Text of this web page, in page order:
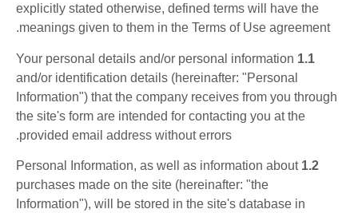
explicitly stated otherwise, defined terms will have the
meanings given to them in the Terms of Use agreement.
1.1
Your personal details and/or personal information
and/or identification details (hereinafter: "Personal
Information") that the company receives from you through
the site's form are intended for contacting you at the
provided email address without errors.
1.2
Personal Information, as well as information about
purchases made on the site (hereinafter: "the
Information"), will be stored in the site's database in